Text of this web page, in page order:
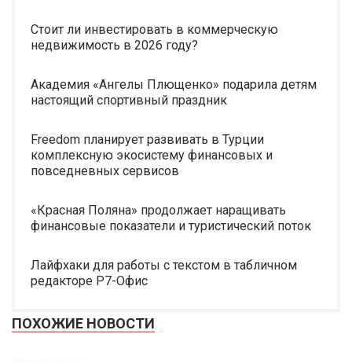
Стоит ли инвестировать в коммерческую
недвижимость в 2026 году?
Академия «Ангелы Плющенко» подарила детям
настоящий спортивный праздник
Freedom планирует развивать в Турции
комплексную экосистему финансовых и
повседневных сервисов
«Красная Поляна» продолжает наращивать
финансовые показатели и туристический поток
Лайфхаки для работы с текстом в табличном
редакторе Р7-Офис
ПОХОЖИЕ НОВОСТИ